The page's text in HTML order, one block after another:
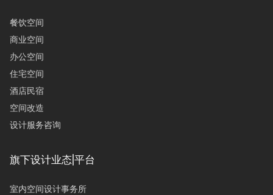
餐饮空间
商业空间
办公空间
住宅空间
酒店民宿
空间改造
设计服务咨询
旗下设计业态|平台
室内空间设计事务所